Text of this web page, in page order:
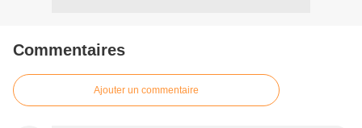
Commentaires
Ajouter un commentaire